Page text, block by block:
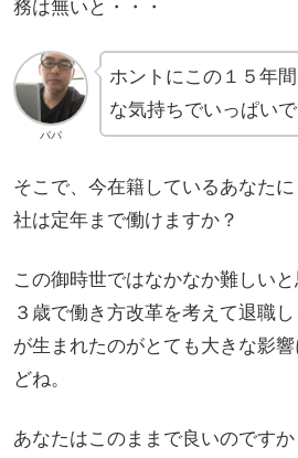
務は無いと・・・
パパ
ホントにこの１５年
な気持ちでいっぱい
そこで、今在籍しているあなた
社は定年まで働けますか？
この御時世ではなかなか難しい
３歳で働き方改革を考えて退職
が生まれたのがとても大きな影
どね。
あなたはこのままで良いのです